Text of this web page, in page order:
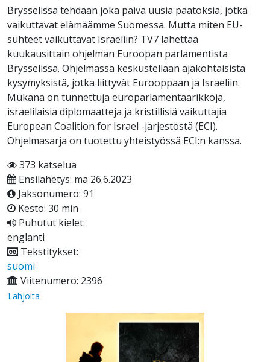
Brysselissä tehdään joka päivä uusia päätöksiä, jotka
vaikuttavat elämäämme Suomessa. Mutta miten EU-
suhteet vaikuttavat Israeliin? TV7 lähettää
kuukausittain ohjelman Euroopan parlamentista
Brysselissä. Ohjelmassa keskustellaan ajakohtaisista
kysymyksistä, jotka liittyvät Eurooppaan ja Israeliin.
Mukana on tunnettuja europarlamentaarikkoja,
israelilaisia diplomaatteja ja kristillisiä vaikuttajia
European Coalition for Israel -järjestöstä (ECI).
Ohjelmasarja on tuotettu yhteistyössä ECI:n kanssa.
373 katselua
Ensilähetys: ma 26.6.2023
Jaksonumero: 91
Kesto: 30 min
Puhutut kielet:
englanti
Tekstitykset:
suomi
Viitenumero: 2396
Lahjoita